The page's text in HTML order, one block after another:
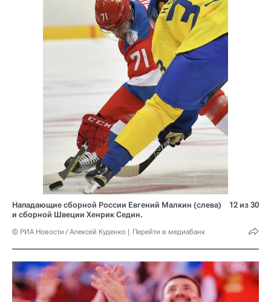
Нападающие сборной России Евгений Малкин (слева)
и сборной Швеции Хенрик Седин.
© РИА Новости / Алексей Куденко Перейти в медиабанк
12 из 30